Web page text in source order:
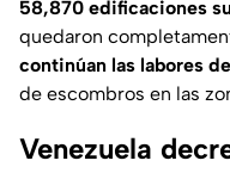
58,870 edificaciones
quedaron
continúan las labores
de escombros en las
Venezuela